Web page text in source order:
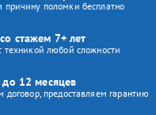
причину поломки бесплатно
стажем 7+ лет
техникой любой сложности
до 12 месяцев
договор, предоставляем гарантию